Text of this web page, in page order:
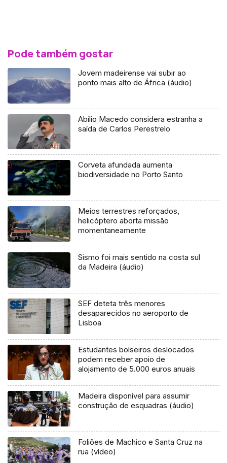
Pode também gostar
Jovem madeirense vai subir ao
ponto mais alto de África (áudio)
Abílio Macedo considera estranha a
saída de Carlos Perestrelo
Corveta afundada aumenta
biodiversidade no Porto Santo
Meios terrestres reforçados,
helicóptero aborta missão
momentaneamente
Sismo foi mais sentido na costa sul
da Madeira (áudio)
SEF deteta três menores
desaparecidos no aeroporto de
Lisboa
Estudantes bolseiros deslocados
podem receber apoio de
alojamento de 5.000 euros anuais
Madeira disponível para assumir
construção de esquadras (áudio)
Foliões de Machico e Santa Cruz na
rua (vídeo)